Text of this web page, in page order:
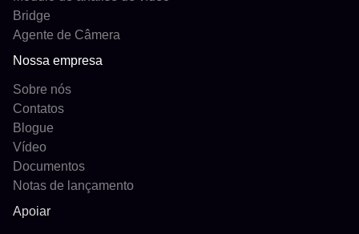
Bridge
Agente de Câmera
Nossa empresa
Sobre nós
Contatos
Blogue
Vídeo
Documentos
Notas de lançamento
Apoiar